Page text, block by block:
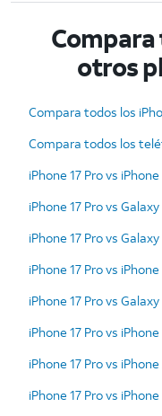
otros
Compara todos los
Compara todos los
iPhone 17 Pro vs
iPhone 17 Pro vs
iPhone 17 Pro vs
iPhone 17 Pro vs iPhone
iPhone 17 Pro vs
iPhone 17 Pro vs iPhone
iPhone 17 Pro vs
iPhone 17 Pro vs iPhone